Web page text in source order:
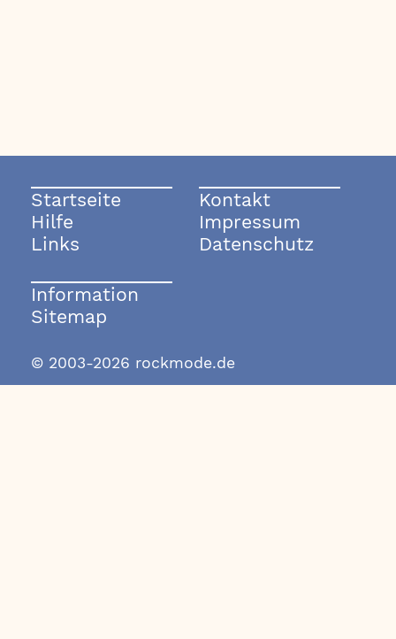
Startseite
Hilfe
Links
Kontakt
Impressum
Datenschutz
Information
Sitemap
© 2003-2026 rockmode.de